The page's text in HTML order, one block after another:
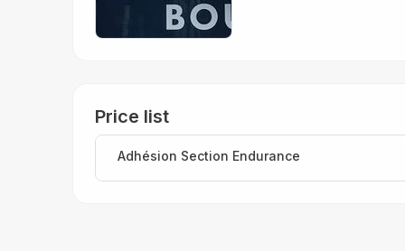
Price list
Adhésion Section Endurance